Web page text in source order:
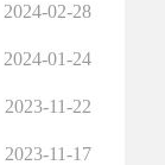
2024-02-28
2024-01-24
2023-11-22
2023-11-17